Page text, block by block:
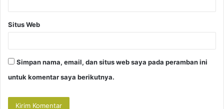
Situs Web
Simpan nama, email, dan situs web saya pada peramban ini
untuk komentar saya berikutnya.